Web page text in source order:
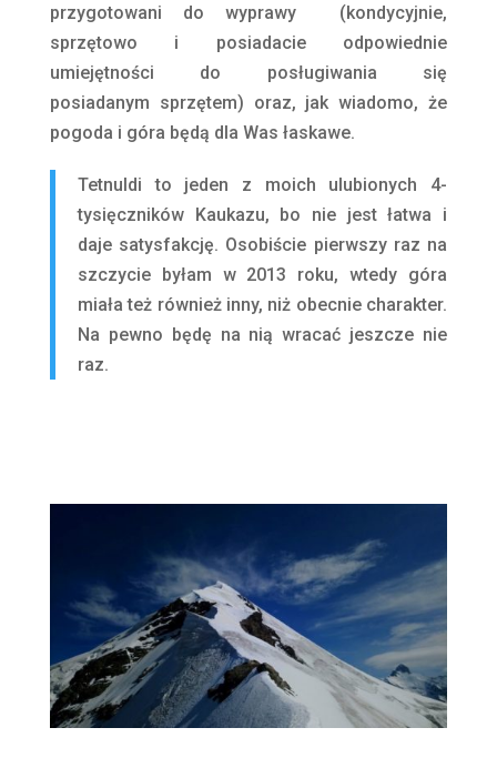
przygotowani do wyprawy (kondycyjnie,
sprzętowo i posiadacie odpowiednie
umiejętności do posługiwania się
posiadanym sprzętem) oraz, jak wiadomo, że
pogoda i góra będą dla Was łaskawe.
Tetnuldi to jeden z moich ulubionych 4-
tysięczników Kaukazu, bo nie jest łatwa i
daje satysfakcję. Osobiście pierwszy raz na
szczycie byłam w 2013 roku, wtedy góra
miała też również inny, niż obecnie charakter.
Na pewno będę na nią wracać jeszcze nie
raz.